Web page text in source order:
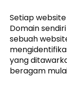
Setiap
Domain
sebuah
yang
beragam